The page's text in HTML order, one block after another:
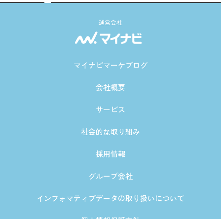
運営会社
マイナビマーケブログ
会社概要
サービス
社会的な取り組み
採用情報
グループ会社
インフォマティブデータの取り扱いについて